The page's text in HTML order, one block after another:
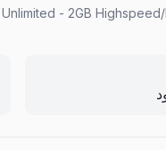
Unlimited - 2GB